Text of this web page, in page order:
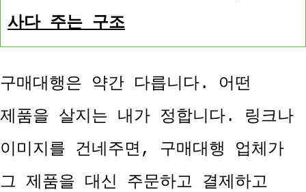
사다 주는 구조
구매대행은 약간 다릅니다. 어떤
제품을 살지는 내가 정합니다. 링크나
이미지를 건네주면, 구매대행 업체가
그 제품을 대신 주문하고 결제하고